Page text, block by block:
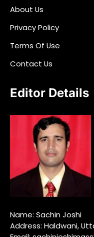
About Us
Privacy Policy
Terms Of Use
Contact Us
Editor Details
Name: Sachin Joshi
Address: Haldwani,